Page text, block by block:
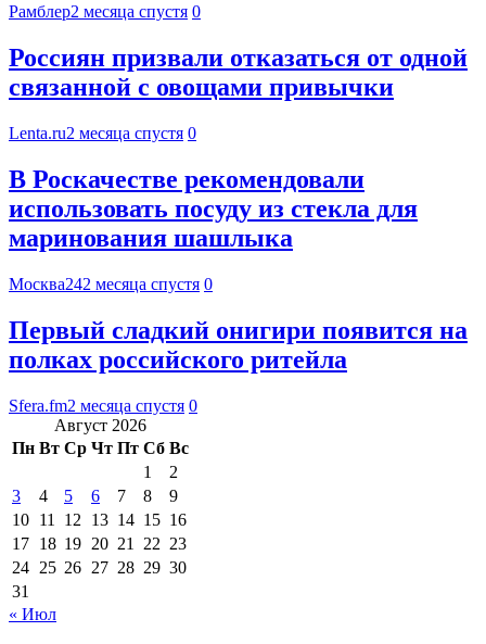
Рамблер2 месяца спустя 0
Россиян призвали отказаться от одной
связанной с овощами привычки
Lenta.ru2 месяца спустя 0
В Роскачестве рекомендовали
использовать посуду из стекла для
маринования шашлыка
Москва242 месяца спустя 0
Первый сладкий онигири появится на
полках российского ритейла
Sfera.fm2 месяца спустя 0
Август 2026
Пн Вт Ср Чт Пт Сб Вс
1
2
3
4 5 6 7 8
9
10 11 12 13 14 15 16
17 18 19 20 21 22 23
24 25 26 27 28 29 30
31
« Июл